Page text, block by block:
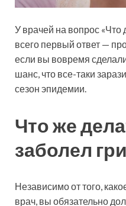
У врачей на вопрос «Что
всего первый ответ —
если вы вовремя
шанс, что все-таки
сезон эпидемии.
Что же
заболел
Независимо от того,
врач, вы обязательно